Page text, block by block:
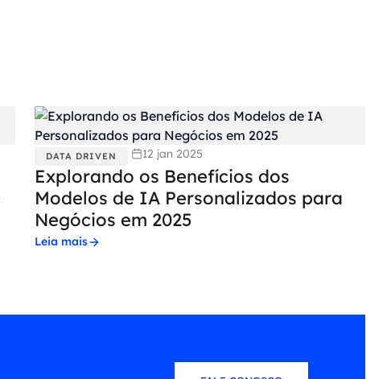
DATA DRIVEN 12 jan 2025
Explorando os Benefícios dos
Modelos de IA Personalizados para
Negócios em 2025
Leia mais